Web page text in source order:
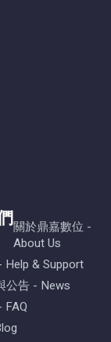
關於鼎嘉數位 -
About Us
Help & Support
公告 - News